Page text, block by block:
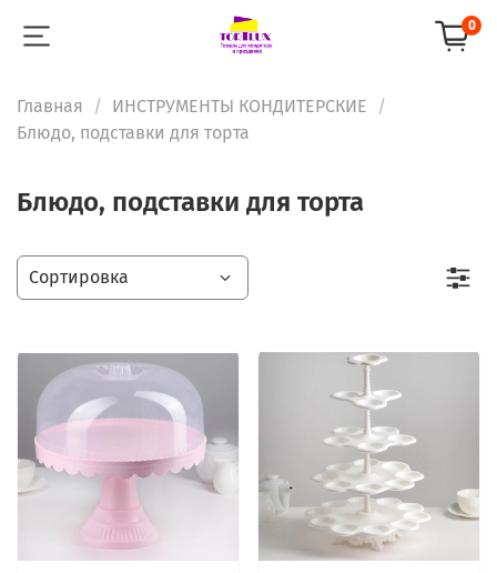
0
Главная
ИНСТРУМЕНТЫ КОНДИТЕРСКИЕ
Блюдо, подставки для торта
Блюдо, подставки для торта